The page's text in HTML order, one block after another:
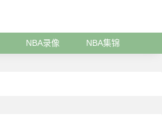
NBA录像 NBA集锦